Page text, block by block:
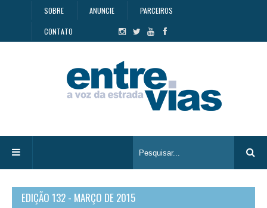
SOBRE ANUNCIE PARCEIROS
CONTATO
EDIÇÃO 132 - MARÇO DE 2015